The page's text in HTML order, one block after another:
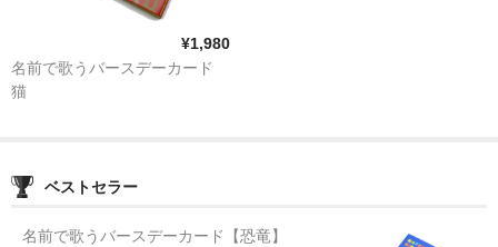
¥1,980
名前で歌うバースデーカード
猫
ベストセラー
名前で歌うバースデーカード【恐竜】